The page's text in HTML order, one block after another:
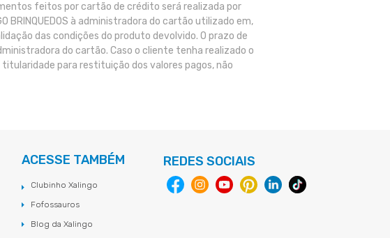
feitos por cartão de crédito será realizada por
BRINQUEDOS à administradora do cartão utilizado em,
das condições do produto devolvido. O prazo de
do cartão. Caso o cliente tenha realizado o
para restituição dos valores pagos, não
ACESSE TAMBÉM
Clubinho Xalingo
Fofossauros
Blog da Xalingo
REDES SOCIAIS